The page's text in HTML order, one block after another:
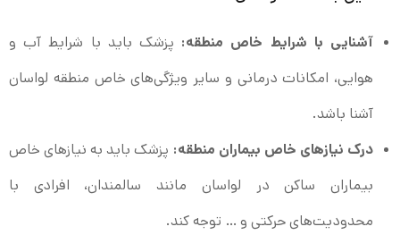
آشنایی با شرایط خاص منطقه:پزشک باید با شرایط آب و
هوایی، امکانات درمانی و سایر ویژگی‌های خاص منطقه لواسان
آشنا باشد.
درک نیازهای خاص بیماران منطقه:پزشک باید به نیازهای خاص
بیماران ساکن در لواسان مانند سالمندان، افرادی با
محدودیت‌های حرکتی و … توجه کند.